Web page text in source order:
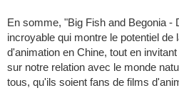
En somme, "Big Fish and Begonia -
incroyable qui montre le potentiel de
d'animation en Chine, tout en
sur notre relation avec le monde
tous, qu'ils soient fans de films